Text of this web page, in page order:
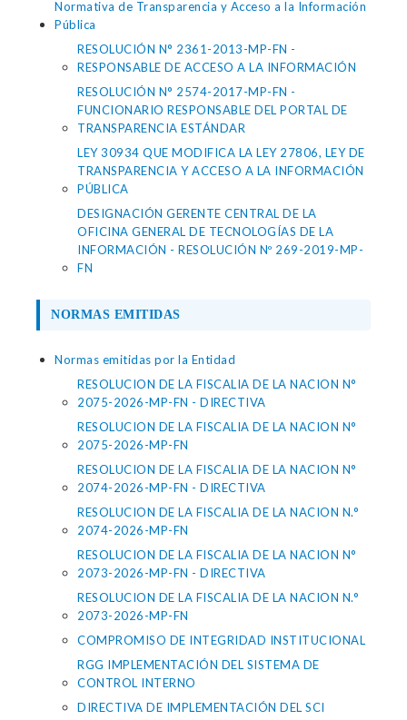
Normativa de Transparencia y Acceso a la Información
Pública
RESOLUCIÓN N° 2361-2013-MP-FN -
RESPONSABLE DE ACCESO A LA INFORMACIÓN
RESOLUCIÓN N° 2574-2017-MP-FN -
FUNCIONARIO RESPONSABLE DEL PORTAL DE
TRANSPARENCIA ESTÁNDAR
LEY 30934 QUE MODIFICA LA LEY 27806, LEY DE
TRANSPARENCIA Y ACCESO A LA INFORMACIÓN
PÚBLICA
DESIGNACIÓN GERENTE CENTRAL DE LA
OFICINA GENERAL DE TECNOLOGÍAS DE LA
INFORMACIÓN - RESOLUCIÓN Nº 269-2019-MP-
FN
NORMAS EMITIDAS
Normas emitidas por la Entidad
RESOLUCION DE LA FISCALIA DE LA NACION N°
2075-2026-MP-FN - DIRECTIVA
RESOLUCION DE LA FISCALIA DE LA NACION N°
2075-2026-MP-FN
RESOLUCION DE LA FISCALIA DE LA NACION N°
2074-2026-MP-FN - DIRECTIVA
RESOLUCION DE LA FISCALIA DE LA NACION N.°
2074-2026-MP-FN
RESOLUCION DE LA FISCALIA DE LA NACION N°
2073-2026-MP-FN - DIRECTIVA
RESOLUCION DE LA FISCALIA DE LA NACION N.°
2073-2026-MP-FN
COMPROMISO DE INTEGRIDAD INSTITUCIONAL
RGG IMPLEMENTACIÓN DEL SISTEMA DE
CONTROL INTERNO
DIRECTIVA DE IMPLEMENTACIÓN DEL SCI